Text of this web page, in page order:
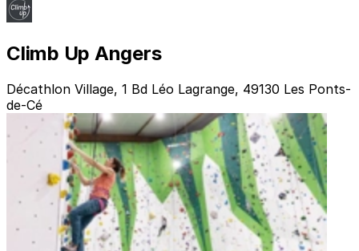
Climb Up Angers
Décathlon Village, 1 Bd Léo Lagrange, 49130 Les Ponts-
de-Cé